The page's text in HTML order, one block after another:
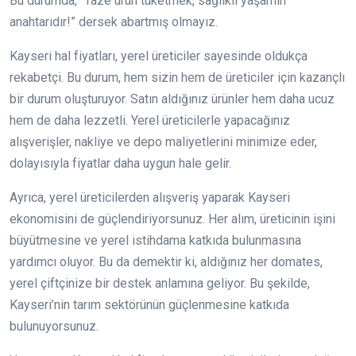
anahtarıdır!” dersek abartmış olmayız.
Kayseri hal fiyatları, yerel üreticiler sayesinde oldukça
rekabetçi. Bu durum, hem sizin hem de üreticiler için kazançlı
bir durum oluşturuyor. Satın aldığınız ürünler hem daha ucuz
hem de daha lezzetli. Yerel üreticilerle yapacağınız
alışverişler, nakliye ve depo maliyetlerini minimize eder,
dolayısıyla fiyatlar daha uygun hale gelir.
Ayrıca, yerel üreticilerden alışveriş yaparak Kayseri
ekonomisini de güçlendiriyorsunuz. Her alım, üreticinin işini
büyütmesine ve yerel istihdama katkıda bulunmasına
yardımcı oluyor. Bu da demektir ki, aldığınız her domates,
yerel çiftçinize bir destek anlamına geliyor. Bu şekilde,
Kayseri’nin tarım sektörünün güçlenmesine katkıda
bulunuyorsunuz.